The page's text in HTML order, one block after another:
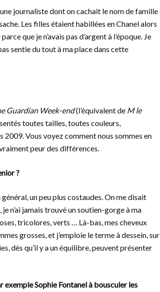
journaliste dont on cachait le nom de famille
Les filles étaient habillées en Chanel alors
que je n’avais pas d’argent à l’époque. Je
sentie du tout à ma place dans cette
Guardian Week-end(l’équivalent de M le
toutes tailles, toutes couleurs,
Vous voyez comment nous sommes en
peur des différences.
?
un peu plus costaudes. On me disait
n’ai jamais trouvé un soutien-gorge à ma
tricolores, verts … Là-bas, mes cheveux
grosses, et j’emploie le terme à dessein, sur
dès qu’il y a un équilibre, peuvent présenter
exemple Sophie Fontanel à bousculer les